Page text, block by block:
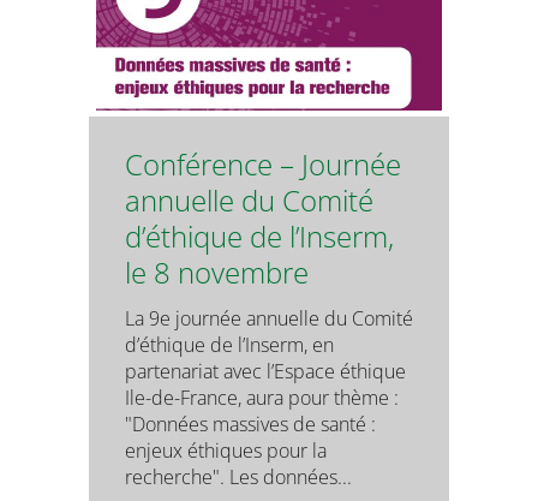
Conférence – Journée
annuelle du Comité
d’éthique de l’Inserm,
le 8 novembre
La 9e journée annuelle du Comité
d’éthique de l’Inserm, en
partenariat avec l’Espace éthique
Ile-de-France, aura pour thème :
"Données massives de santé :
enjeux éthiques pour la
recherche". Les données...